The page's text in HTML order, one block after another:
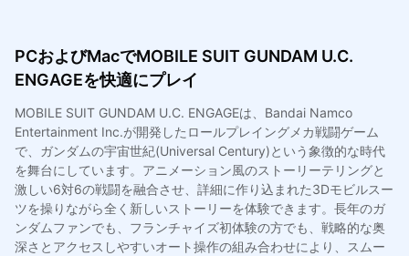
PCおよびMacでMOBILE SUIT GUNDAM U.C.
ENGAGEを快適にプレイ
MOBILE SUIT GUNDAM U.C. ENGAGEは、Bandai Namco
Entertainment Inc.が開発したロールプレイングメカ戦闘ゲーム
で、ガンダムの宇宙世紀(Universal Century)という象徴的な時代
を舞台にしています。アニメーション風のストーリーテリングと
激しい6対6の戦闘を融合させ、詳細に作り込まれた3Dモビルスー
ツを操りながら全く新しいストーリーを体験できます。長年のガ
ンダムファンでも、フランチャイズ初体験の方でも、戦略的な奥
深さとアクセスしやすいオート操作の組み合わせにより、スムー